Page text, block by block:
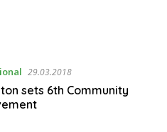
29.03.2018
sets 6th Community